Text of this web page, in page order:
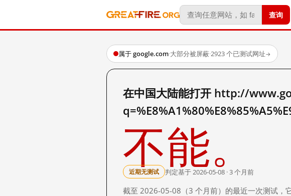
查询
属于 google.com·大部分被屏蔽·2923 个已测试网址→
在中国大陆能打开 http://
不能。
近期无测试 判定基于 2026-05-08 · 3 个月前
截至 2026-05-08（3 个月前）的最近一次测试，